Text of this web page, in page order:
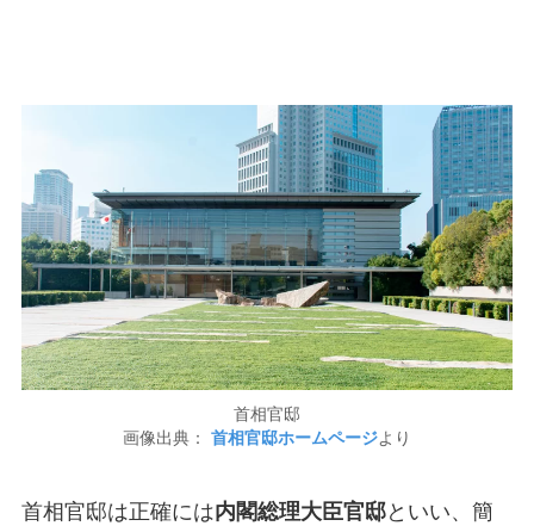
首相官邸
画像出典： 首相官邸ホームページより
首相官邸は正確には内閣総理大臣官邸といい、簡